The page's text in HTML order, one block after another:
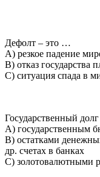
Дефолт – это …
A) резкое падение
B) отказ государства
C) ситуация спада в
Государственный
A) государственным
B) остатками
др. счетах в банках
C) золотовалютными